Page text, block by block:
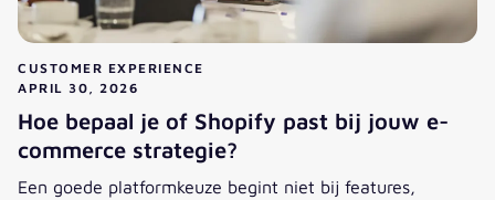
CUSTOMER EXPERIENCE
APRIL 30, 2026
Hoe bepaal je of Shopify past bij jouw e-
commerce strategie?
Een goede platformkeuze begint niet bij features,